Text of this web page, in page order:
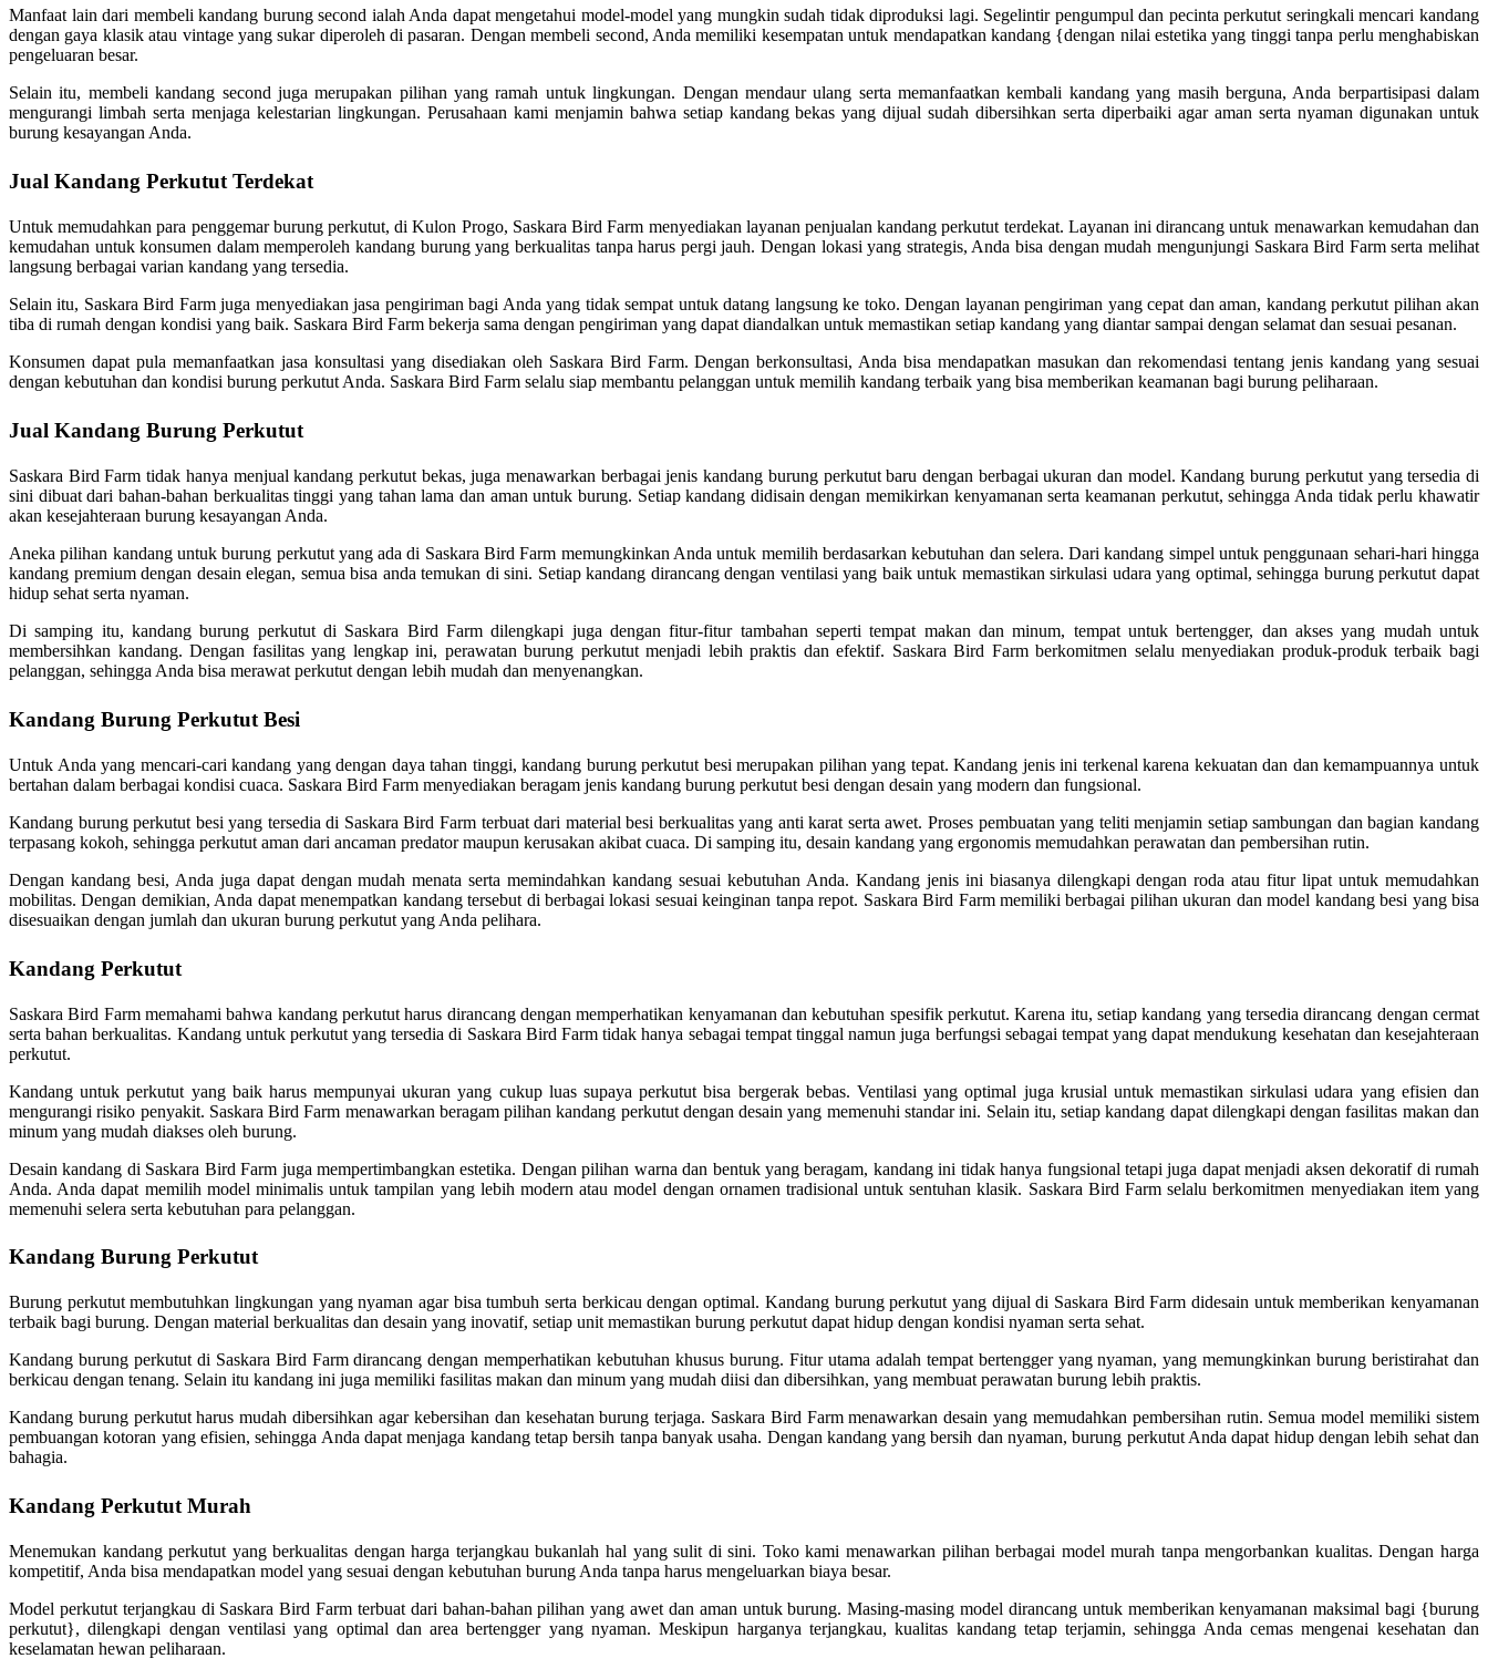
Manfaat lain dari membeli kandang burung second ialah Anda dapat mengetahui model-model yang mungkin sudah tidak diproduksi lagi. Segelintir pengumpul dan pecinta perkutut seringkali mencari kandang
dengan gaya klasik atau vintage yang sukar diperoleh di pasaran. Dengan membeli second, Anda memiliki kesempatan untuk mendapatkan kandang {dengan nilai estetika yang tinggi tanpa perlu menghabiskan
pengeluaran besar.
Selain itu, membeli kandang second juga merupakan pilihan yang ramah untuk lingkungan. Dengan mendaur ulang serta memanfaatkan kembali kandang yang masih berguna, Anda berpartisipasi dalam
mengurangi limbah serta menjaga kelestarian lingkungan. Perusahaan kami menjamin bahwa setiap kandang bekas yang dijual sudah dibersihkan serta diperbaiki agar aman serta nyaman digunakan untuk
burung kesayangan Anda.
Jual Kandang Perkutut Terdekat
Untuk memudahkan para penggemar burung perkutut, di Kulon Progo, Saskara Bird Farm menyediakan layanan penjualan kandang perkutut terdekat. Layanan ini dirancang untuk menawarkan kemudahan dan
kemudahan untuk konsumen dalam memperoleh kandang burung yang berkualitas tanpa harus pergi jauh. Dengan lokasi yang strategis, Anda bisa dengan mudah mengunjungi Saskara Bird Farm serta melihat
langsung berbagai varian kandang yang tersedia.
Selain itu, Saskara Bird Farm juga menyediakan jasa pengiriman bagi Anda yang tidak sempat untuk datang langsung ke toko. Dengan layanan pengiriman yang cepat dan aman, kandang perkutut pilihan akan
tiba di rumah dengan kondisi yang baik. Saskara Bird Farm bekerja sama dengan pengiriman yang dapat diandalkan untuk memastikan setiap kandang yang diantar sampai dengan selamat dan sesuai pesanan.
Konsumen dapat pula memanfaatkan jasa konsultasi yang disediakan oleh Saskara Bird Farm. Dengan berkonsultasi, Anda bisa mendapatkan masukan dan rekomendasi tentang jenis kandang yang sesuai
dengan kebutuhan dan kondisi burung perkutut Anda. Saskara Bird Farm selalu siap membantu pelanggan untuk memilih kandang terbaik yang bisa memberikan keamanan bagi burung peliharaan.
Jual Kandang Burung Perkutut
Saskara Bird Farm tidak hanya menjual kandang perkutut bekas, juga menawarkan berbagai jenis kandang burung perkutut baru dengan berbagai ukuran dan model. Kandang burung perkutut yang tersedia di
sini dibuat dari bahan-bahan berkualitas tinggi yang tahan lama dan aman untuk burung. Setiap kandang didisain dengan memikirkan kenyamanan serta keamanan perkutut, sehingga Anda tidak perlu khawatir
akan kesejahteraan burung kesayangan Anda.
Aneka pilihan kandang untuk burung perkutut yang ada di Saskara Bird Farm memungkinkan Anda untuk memilih berdasarkan kebutuhan dan selera. Dari kandang simpel untuk penggunaan sehari-hari hingga
kandang premium dengan desain elegan, semua bisa anda temukan di sini. Setiap kandang dirancang dengan ventilasi yang baik untuk memastikan sirkulasi udara yang optimal, sehingga burung perkutut dapat
hidup sehat serta nyaman.
Di samping itu, kandang burung perkutut di Saskara Bird Farm dilengkapi juga dengan fitur-fitur tambahan seperti tempat makan dan minum, tempat untuk bertengger, dan akses yang mudah untuk
membersihkan kandang. Dengan fasilitas yang lengkap ini, perawatan burung perkutut menjadi lebih praktis dan efektif. Saskara Bird Farm berkomitmen selalu menyediakan produk-produk terbaik bagi
pelanggan, sehingga Anda bisa merawat perkutut dengan lebih mudah dan menyenangkan.
Kandang Burung Perkutut Besi
Untuk Anda yang mencari-cari kandang yang dengan daya tahan tinggi, kandang burung perkutut besi merupakan pilihan yang tepat. Kandang jenis ini terkenal karena kekuatan dan dan kemampuannya untuk
bertahan dalam berbagai kondisi cuaca. Saskara Bird Farm menyediakan beragam jenis kandang burung perkutut besi dengan desain yang modern dan fungsional.
Kandang burung perkutut besi yang tersedia di Saskara Bird Farm terbuat dari material besi berkualitas yang anti karat serta awet. Proses pembuatan yang teliti menjamin setiap sambungan dan bagian kandang
terpasang kokoh, sehingga perkutut aman dari ancaman predator maupun kerusakan akibat cuaca. Di samping itu, desain kandang yang ergonomis memudahkan perawatan dan pembersihan rutin.
Dengan kandang besi, Anda juga dapat dengan mudah menata serta memindahkan kandang sesuai kebutuhan Anda. Kandang jenis ini biasanya dilengkapi dengan roda atau fitur lipat untuk memudahkan
mobilitas. Dengan demikian, Anda dapat menempatkan kandang tersebut di berbagai lokasi sesuai keinginan tanpa repot. Saskara Bird Farm memiliki berbagai pilihan ukuran dan model kandang besi yang bisa
disesuaikan dengan jumlah dan ukuran burung perkutut yang Anda pelihara.
Kandang Perkutut
Saskara Bird Farm memahami bahwa kandang perkutut harus dirancang dengan memperhatikan kenyamanan dan kebutuhan spesifik perkutut. Karena itu, setiap kandang yang tersedia dirancang dengan cermat
serta bahan berkualitas. Kandang untuk perkutut yang tersedia di Saskara Bird Farm tidak hanya sebagai tempat tinggal namun juga berfungsi sebagai tempat yang dapat mendukung kesehatan dan kesejahteraan
perkutut.
Kandang untuk perkutut yang baik harus mempunyai ukuran yang cukup luas supaya perkutut bisa bergerak bebas. Ventilasi yang optimal juga krusial untuk memastikan sirkulasi udara yang efisien dan
mengurangi risiko penyakit. Saskara Bird Farm menawarkan beragam pilihan kandang perkutut dengan desain yang memenuhi standar ini. Selain itu, setiap kandang dapat dilengkapi dengan fasilitas makan dan
minum yang mudah diakses oleh burung.
Desain kandang di Saskara Bird Farm juga mempertimbangkan estetika. Dengan pilihan warna dan bentuk yang beragam, kandang ini tidak hanya fungsional tetapi juga dapat menjadi aksen dekoratif di rumah
Anda. Anda dapat memilih model minimalis untuk tampilan yang lebih modern atau model dengan ornamen tradisional untuk sentuhan klasik. Saskara Bird Farm selalu berkomitmen menyediakan item yang
memenuhi selera serta kebutuhan para pelanggan.
Kandang Burung Perkutut
Burung perkutut membutuhkan lingkungan yang nyaman agar bisa tumbuh serta berkicau dengan optimal. Kandang burung perkutut yang dijual di Saskara Bird Farm didesain untuk memberikan kenyamanan
terbaik bagi burung. Dengan material berkualitas dan desain yang inovatif, setiap unit memastikan burung perkutut dapat hidup dengan kondisi nyaman serta sehat.
Kandang burung perkutut di Saskara Bird Farm dirancang dengan memperhatikan kebutuhan khusus burung. Fitur utama adalah tempat bertengger yang nyaman, yang memungkinkan burung beristirahat dan
berkicau dengan tenang. Selain itu kandang ini juga memiliki fasilitas makan dan minum yang mudah diisi dan dibersihkan, yang membuat perawatan burung lebih praktis.
Kandang burung perkutut harus mudah dibersihkan agar kebersihan dan kesehatan burung terjaga. Saskara Bird Farm menawarkan desain yang memudahkan pembersihan rutin. Semua model memiliki sistem
pembuangan kotoran yang efisien, sehingga Anda dapat menjaga kandang tetap bersih tanpa banyak usaha. Dengan kandang yang bersih dan nyaman, burung perkutut Anda dapat hidup dengan lebih sehat dan
bahagia.
Kandang Perkutut Murah
Menemukan kandang perkutut yang berkualitas dengan harga terjangkau bukanlah hal yang sulit di sini. Toko kami menawarkan pilihan berbagai model murah tanpa mengorbankan kualitas. Dengan harga
kompetitif, Anda bisa mendapatkan model yang sesuai dengan kebutuhan burung Anda tanpa harus mengeluarkan biaya besar.
Model perkutut terjangkau di Saskara Bird Farm terbuat dari bahan-bahan pilihan yang awet dan aman untuk burung. Masing-masing model dirancang untuk memberikan kenyamanan maksimal bagi {burung
perkutut}, dilengkapi dengan ventilasi yang optimal dan area bertengger yang nyaman. Meskipun harganya terjangkau, kualitas kandang tetap terjamin, sehingga Anda cemas mengenai kesehatan dan
keselamatan hewan peliharaan.